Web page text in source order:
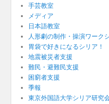
手芸教室
メディア
日本語教室
人形劇の制作・操演ワーク
胃袋で好きになるシリア！
地震被災者支援
難民・避難民支援
困窮者支援
季報
東京外国語大学シリア研究